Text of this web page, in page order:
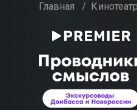
Главная / Кинотеатр